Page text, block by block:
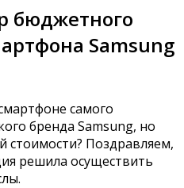
бюджетного
Samsung
самого
бренда Samsung, но
стоимости? Поздравляем,
решила осуществить